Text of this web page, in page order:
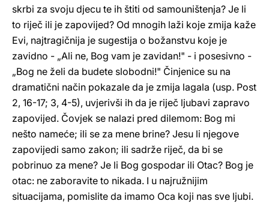
skrbi za svoju djecu te ih štiti od samouništenja? Je li
to riječ ili je zapovijed? Od mnogih laži koje zmija kaže
Evi, najtragičnija je sugestija o božanstvu koje je
zavidno - „Ali ne, Bog vam je zavidan!" - i posesivno -
„Bog ne želi da budete slobodni!" Činjenice su na
dramatični način pokazale da je zmija lagala (usp. Post
2, 16-17; 3, 4-5), uvjerivši ih da je riječ ljubavi zapravo
zapovijed. Čovjek se nalazi pred dilemom: Bog mi
nešto nameće; ili se za mene brine? Jesu li njegove
zapovijedi samo zakon; ili sadrže riječ, da bi se
pobrinuo za mene? Je li Bog gospodar ili Otac? Bog je
otac: ne zaboravite to nikada. I u najružnijim
situacijama, pomislite da imamo Oca koji nas sve ljubi.